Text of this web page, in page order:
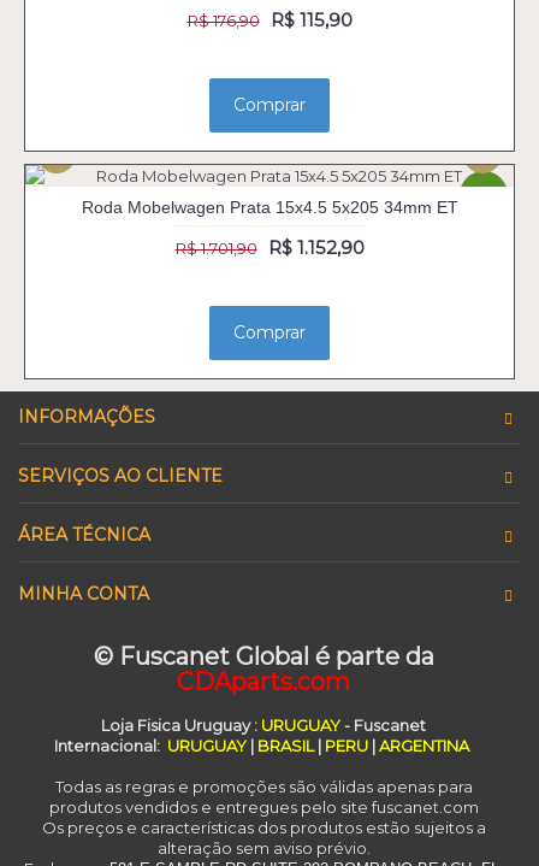
R$ 176,90 R$ 115,90
Comprar
Roda Mobelwagen Prata 15x4.5 5x205 34mm ET
R$ 1.701,90 R$ 1.152,90
Comprar
INFORMAÇÕES
SERVIÇOS AO CLIENTE
ÁREA TÉCNICA
MINHA CONTA
© Fuscanet Global é parte da
CDAparts.com
Loja Fisica Uruguay: URUGUAY- Fuscanet
Internacional: URUGUAY | BRASIL| PERU |ARGENTINA
Todas as regras e promoções são válidas apenas para
produtos vendidos e entregues pelo site fuscanet.com
Os preços e características dos produtos estão sujeitos a
alteração sem aviso prévio.